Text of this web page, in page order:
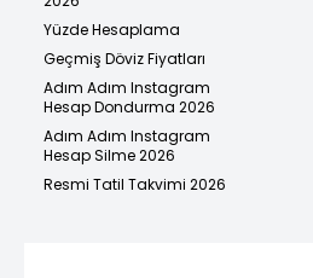
Yüzde Hesaplama
Geçmiş Döviz Fiyatları
Adım Adım Instagram
Hesap Dondurma 2026
Adım Adım Instagram
Hesap Silme 2026
Resmi Tatil Takvimi 2026